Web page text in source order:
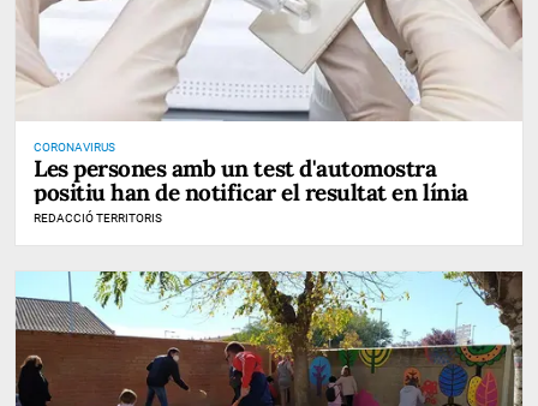
CORONAVIRUS
Les persones amb un test d'automostra
positiu han de notificar el resultat en línia
REDACCIÓ TERRITORIS